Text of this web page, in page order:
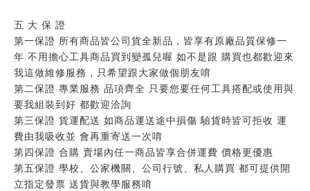
五 大 保 證
第一保證 所有商品皆公司貨全新品，皆享有原廠品質保修一
年 不用擔心工具商品買到變孤兒喔 如不是跟 購買也都歡迎來
我這做維修服務，只希望跟大家做個朋友唷
第二保證 專業服務 品項齊全 只要您要任何工具搭配或使用與
要我組裝到好 都歡迎洽詢
第三保證 貨運配送 如商品運送途中損傷 驗貨時皆可拒收 運
費由我吸收並 會再重寄送一次唷
第四保證 合購 賣場內任一商品皆享合併運費 價格更優惠
第五保證 學校、公家機關、公司行號、私人購買 都可提供開
立指定發票 送貨與教學服務唷